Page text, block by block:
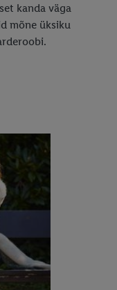
kanda väga
mõne üksiku